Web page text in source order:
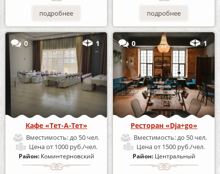
подробнее подробнее
0 1
Кафе «Тет-А-Тет»
Вместимость: до 50 чел.
Ценаот 1000 руб./чел.
Район: Коминтерновский
0 1
Ресторан «Dja+go»
Вместимость: до 50 чел.
Ценаот 1500 руб./чел.
Район: Центральный